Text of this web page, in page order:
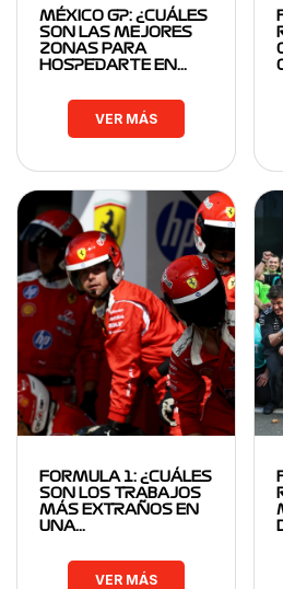
MÉXICO GP: ¿CUÁLES
SON LAS MEJORES
ZONAS PARA
HOSPEDARTE EN…
VER MÁS
FORMULA 1: ¿CUÁLES
SON LOS TRABAJOS
MÁS EXTRAÑOS EN
UNA…
VER MÁS